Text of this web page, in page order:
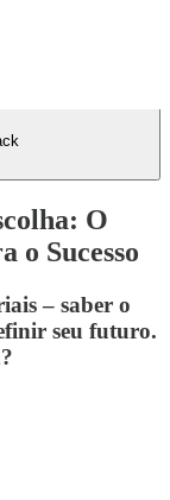
O
o Sucesso
– saber o
seu futuro.